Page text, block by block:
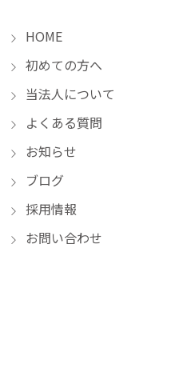
HOME
初めての方へ
当法人について
よくある質問
お知らせ
ブログ
採用情報
お問い合わせ